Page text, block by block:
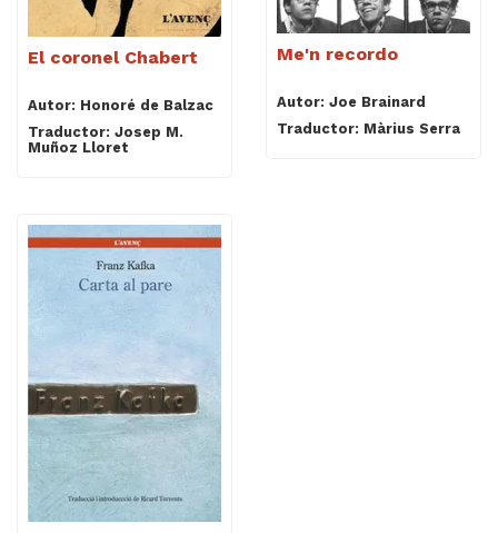
El coronel Chabert
Autor: Honoré de Balzac
Traductor: Josep M.
Muñoz Lloret
Me'n recordo
Autor: Joe Brainard
Traductor: Màrius Serra